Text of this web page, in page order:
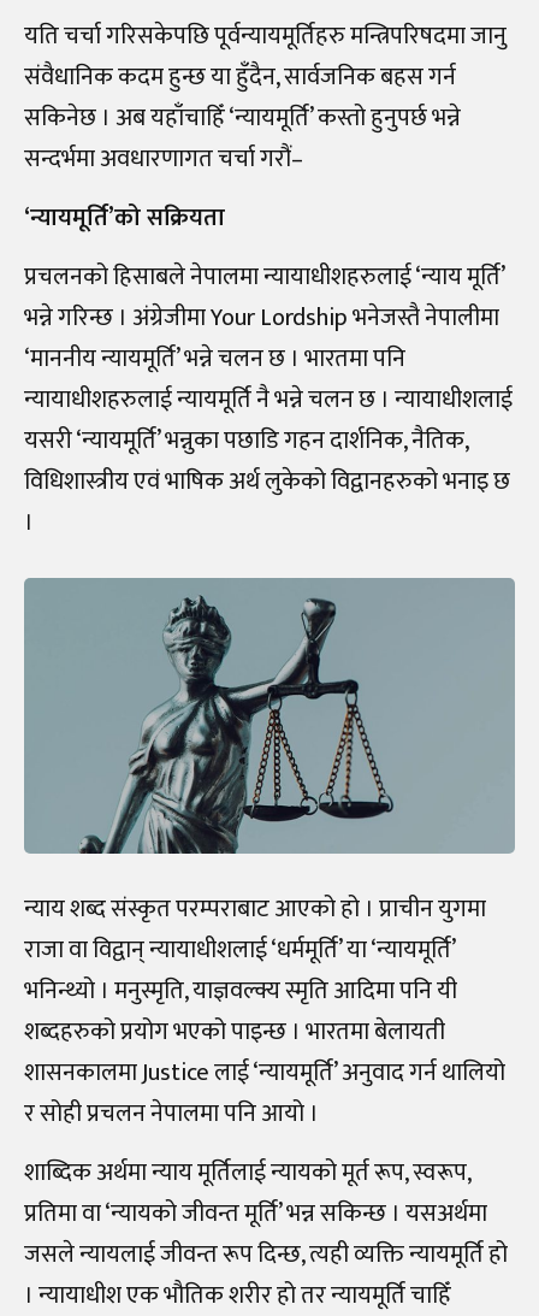
यति चर्चा गरिसकेपछि पूर्वन्यायमूर्तिहरु मन्त्रिपरिषदमा जानु
संवैधानिक कदम हुन्छ या हुँदैन, सार्वजनिक बहस गर्न
सकिनेछ । अब यहाँचाहिँ ‘न्यायमूर्ति’ कस्तो हुनुपर्छ भन्ने
सन्दर्भमा अवधारणागत चर्चा गरौं–
‘न्यायमूर्ति’को सक्रियता
प्रचलनको हिसाबले नेपालमा न्यायाधीशहरुलाई ‘न्याय मूर्ति’
भन्ने गरिन्छ । अंग्रेजीमा Your Lordship भनेजस्तै नेपालीमा
‘माननीय न्यायमूर्ति’ भन्ने चलन छ । भारतमा पनि
न्यायाधीशहरुलाई न्यायमूर्ति नै भन्ने चलन छ । न्यायाधीशलाई
यसरी ‘न्यायमूर्ति’ भन्नुका पछाडि गहन दार्शनिक, नैतिक,
विधिशास्त्रीय एवं भाषिक अर्थ लुकेको विद्वानहरुको भनाइ छ
।
न्याय शब्द संस्कृत परम्पराबाट आएको हो । प्राचीन युगमा
राजा वा विद्वान् न्यायाधीशलाई ‘धर्ममूर्ति’ या ‘न्यायमूर्ति’
भनिन्थ्यो । मनुस्मृति, याज्ञवल्क्य स्मृति आदिमा पनि यी
शब्दहरुको प्रयोग भएको पाइन्छ । भारतमा बेलायती
शासनकालमा Justice लाई ‘न्यायमूर्ति’ अनुवाद गर्न थालियो
र सोही प्रचलन नेपालमा पनि आयो ।
शाब्दिक अर्थमा न्याय मूर्तिलाई न्यायको मूर्त रूप, स्वरूप,
प्रतिमा वा ‘न्यायको जीवन्त मूर्ति’ भन्न सकिन्छ । यसअर्थमा
जसले न्यायलाई जीवन्त रूप दिन्छ, त्यही व्यक्ति न्यायमूर्ति हो
। न्यायाधीश एक भौतिक शरीर हो तर न्यायमूर्ति चाहिँ